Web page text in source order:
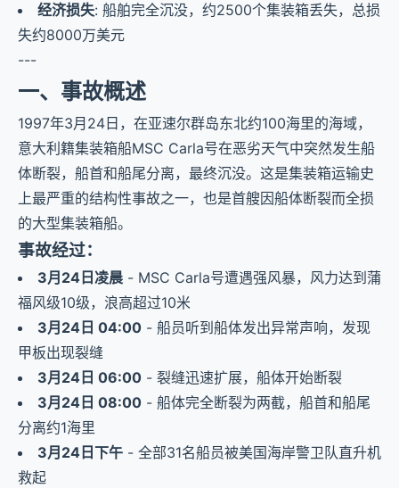
经济损失: 船舶完全沉没，约2500个集装箱丢失，总损
失约8000万美元
---
一、事故概述
1997年3月24日，在亚速尔群岛东北约100海里的海域，
意大利籍集装箱船MSC Carla号在恶劣天气中突然发生船
体断裂，船首和船尾分离，最终沉没。这是集装箱运输史
上最严重的结构性事故之一，也是首艘因船体断裂而全损
的大型集装箱船。
事故经过：
3月24日凌晨 - MSC Carla号遭遇强风暴，风力达到蒲
福风级10级，浪高超过10米
3月24日 04:00 - 船员听到船体发出异常声响，发现
甲板出现裂缝
3月24日 06:00 - 裂缝迅速扩展，船体开始断裂
3月24日 08:00 - 船体完全断裂为两截，船首和船尾
分离约1海里
3月24日下午 - 全部31名船员被美国海岸警卫队直升机
救起